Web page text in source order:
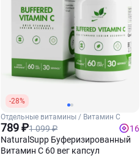
-28%
Отдельные витамины / Витамин С
789 ₽1 099 ₽
16
NaturalSupp Буферизированный
Витамин C 60 вег капсул